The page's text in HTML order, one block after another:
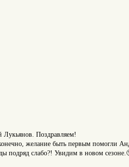
Лукьянов. Поздравляем!
желание быть первым помогли
подряд слабо?! Увидим в новом